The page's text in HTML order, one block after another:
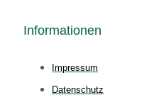
Informationen
Impressum
Datenschutz